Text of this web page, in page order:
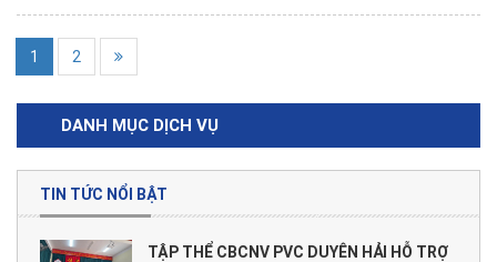
1 2
DANH MỤC DỊCH VỤ
TIN TỨC NỔI BẬT
TẬP THỂ CBCNV PVC DUYÊN HẢI HỖ TRỢ